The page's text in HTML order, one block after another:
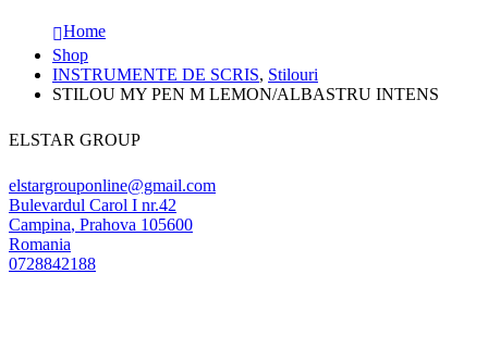
Home
Shop
INSTRUMENTE DE SCRIS, Stilouri
STILOU MY PEN M LEMON/ALBASTRU INTENS
ELSTAR GROUP
elstargrouponline@gmail.com
Bulevardul Carol I nr.42
Campina, Prahova 105600
Romania
0728842188